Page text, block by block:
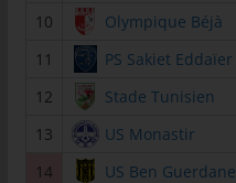
10
Olympique Béjà
11
PS Sakiet Eddaïer
12
Stade Tunisien
13
US Monastir
14
US Ben Guerdane
tunesienfussball.de
Uwe Wassenberg
Rue 2 Mars
4022 Akouda - Tunesien
Telefon: +216 216 16 616